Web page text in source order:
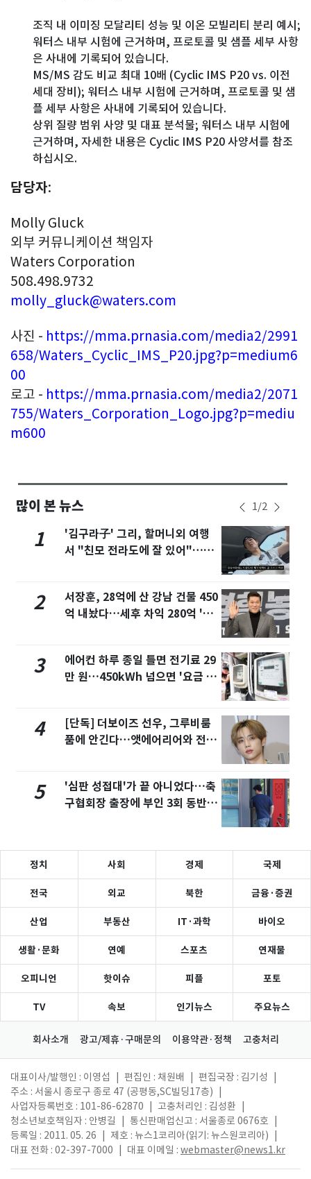
조직 내 이미징 모달리티 성능 및 이온 모빌리티 분리 예시;
워터스 내부 시험에 근거하며, 프로토콜 및 샘플 세부 사항
은 사내에 기록되어 있습니다.
MS/MS 감도 비교 최대 10배 (Cyclic IMS P20 vs. 이전
세대 장비); 워터스 내부 시험에 근거하며, 프로토콜 및 샘
플 세부 사항은 사내에 기록되어 있습니다.
상위 질량 범위 사양 및 대표 분석물; 워터스 내부 시험에
근거하며, 자세한 내용은 Cyclic IMS P20 사양서를 참조
하십시오.
담당자:
Molly Gluck
외부 커뮤니케이션 책임자
Waters Corporation
508.498.9732
molly_gluck@waters.com
사진 - https://mma.prnasia.com/media2/2991
658/Waters_Cyclic_IMS_P20.jpg?p=medium6
00
로고 - https://mma.prnasia.com/media2/2071
755/Waters_Corporation_Logo.jpg?p=mediu
m600
많이 본 뉴스 1/2
1
'김구라子' 그리, 할머니외 여행
서 "친모 전라도에 잘 있어"…유
2
서장훈, 28억에 산 강남 건물 450
억 내놨다…세후 차익 280억 '잭
3
에어컨 하루 종일 틀면 전기료 29
만 원…450kWh 넘으면 '요금 폭
4
[단독] 더보이즈 선우, 그루비룸
품에 안긴다…앳에어리어와 전속
5
'심판 성접대'가 끝 아니었다…축
구협회장 출장에 부인 3회 동반
정치 사회 경제 국제
전국 외교 북한 금융·증권
산업 부동산 IT·과학 바이오
생활·문화 연예 스포츠 연재물
오피니언 핫이슈 피플 포토
TV 속보 인기뉴스 주요뉴스
회사소개 광고/제휴·구매문의 이용약관·정책 고충처리
대표이사/발행인 : 이영섭 편집인 : 채원배 편집국장 : 김기성
주소 : 서울시 종로구 종로 47 (공평동,SC빌딩17층)
사업자등록번호 : 101-86-62870
고충처리인 : 김성환
청소년보호책임자 : 안병길
통신판매업신고 : 서울종로 0676호
등록일 : 2011. 05. 26
제호 : 뉴스1코리아(읽기: 뉴스원코리아)
대표 전화 : 02-397-7000
대표 이메일 : webmaster@news1.kr